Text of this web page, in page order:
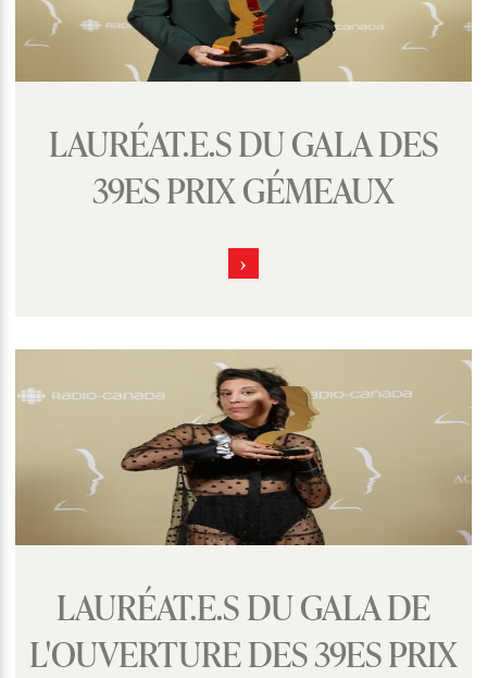
LAURÉAT.E.S DU GALA DES
39ES PRIX GÉMEAUX
LAURÉAT.E.S DU GALA DE
L'OUVERTURE DES 39ES PRIX